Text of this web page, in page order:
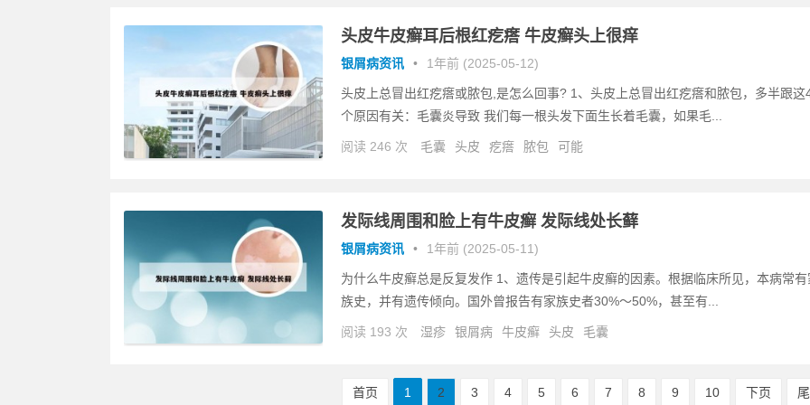
头皮牛皮癣耳后根红疙瘩 牛皮癣头上很痒
银屑病资讯 • 1年前 (2025-05-12)
头皮上总冒出红疙瘩或脓包,是怎么回事? 1、头皮上总冒出红疙瘩和脓包，多半跟这
个原因有关：毛囊炎导致 我们每一根头发下面生长着毛囊，如果毛...
阅读 246 次 毛囊 头皮 疙瘩 脓包 可能
发际线周围和脸上有牛皮癣 发际线处长藓
银屑病资讯 • 1年前 (2025-05-11)
为什么牛皮癣总是反复发作 1、遗传是引起牛皮癣的因素。根据临床所见，本病常有
族史，并有遗传倾向。国外曾报告有家族史者30%～50%，甚至有...
阅读 193 次 湿疹 银屑病 牛皮癣 头皮 毛囊
首页 1 2 3 4 5 6 7 8 9 10 下页